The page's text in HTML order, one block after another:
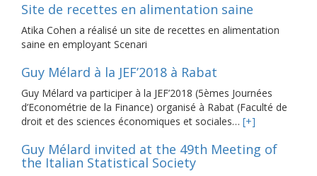
Site de recettes en alimentation saine
Atika Cohen a réalisé un site de recettes en alimentation
saine en employant Scenari
Guy Mélard à la JEF’2018 à Rabat
Guy Mélard va participer à la JEF’2018 (5èmes Journées
d’Econométrie de la Finance) organisé à Rabat (Faculté de
droit et des sciences économiques et sociales… [+]
Guy Mélard invited at the 49th Meeting of
the Italian Statistical Society